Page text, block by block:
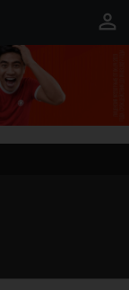
perm_identity